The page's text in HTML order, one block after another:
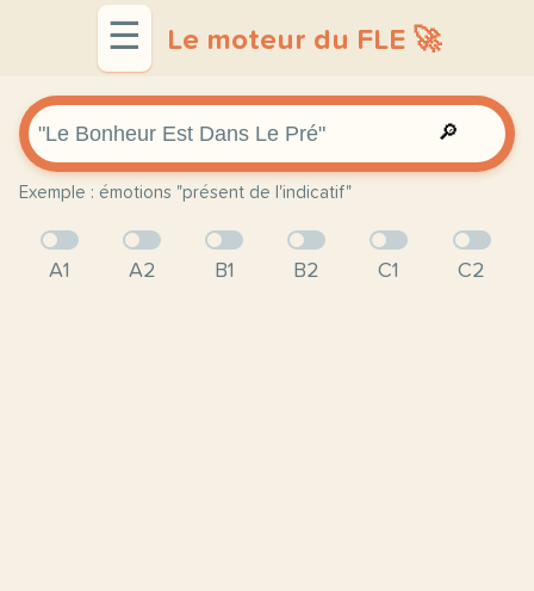
☰ Le moteur du FLE 🚀
🔎
Exemple : émotions "présent de l'indicatif"
A1 A2 B1 B2 C1 C2